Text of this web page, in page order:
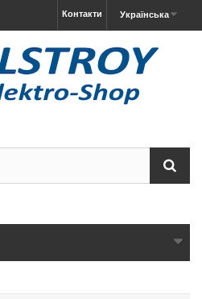
Українська
Контакти